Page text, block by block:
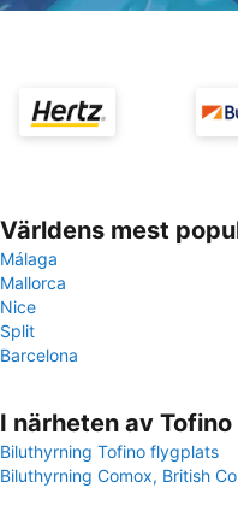
Världens mest
Málaga
Mallorca
Nice
Split
Barcelona
I närheten av Tofino
Biluthyrning Tofino flygplats
Biluthyrning Comox, British